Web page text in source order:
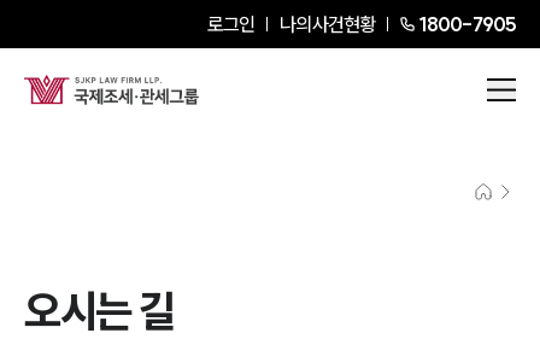
로그인 나의사건현황 1800-7905
오시는 길